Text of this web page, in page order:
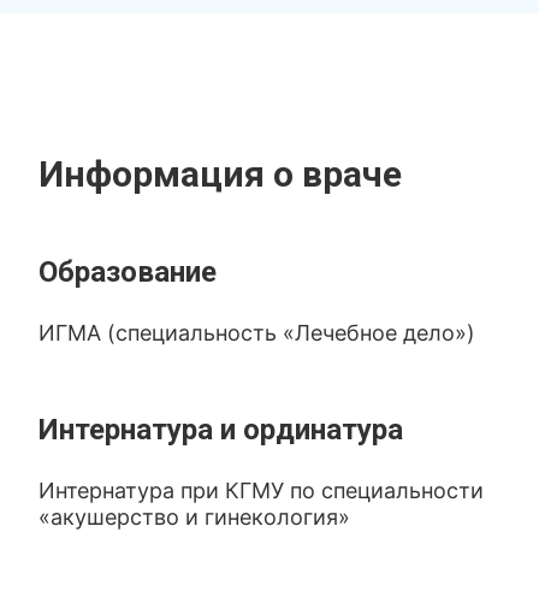
Информация о враче
Образование
ИГМА (специальность «Лечебное дело»)
Интернатура и ординатура
Интернатура при КГМУ по специальности
«акушерство и гинекология»